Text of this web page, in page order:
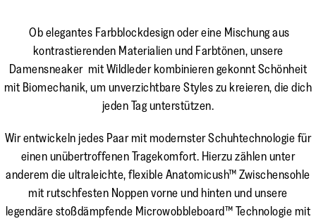
Ob elegantes Farbblockdesign oder eine Mischung aus
kontrastierenden Materialien und Farbtönen, unsere
Damensneaker mit Wildleder kombinieren gekonnt Schönheit
mit Biomechanik, um unverzichtbare Styles zu kreieren, die dich
jeden Tag unterstützen.
Wir entwickeln jedes Paar mit modernster Schuhtechnologie für
einen unübertroffenen Tragekomfort. Hierzu zählen unter
anderem die ultraleichte, flexible Anatomicush™ Zwischensohle
mit rutschfesten Noppen vorne und hinten und unsere
legendäre stoßdämpfende Microwobbleboard™ Technologie mit